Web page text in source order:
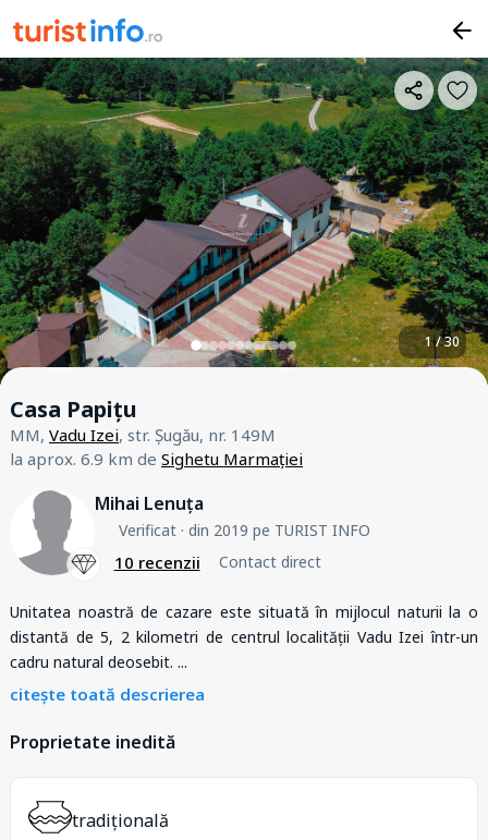
1 / 30
Casa Papițu
MM, Vadu Izei, str. Șugău, nr. 149M
la aprox. 6.9 km de Sighetu Marmației
Mihai Lenuța
Verificat· din 2019 pe TURIST INFO
10 recenzii Contact direct
Unitatea noastră de cazare este situată în mijlocul naturii la o
distantă de 5, 2 kilometri de centrul localității Vadu Izei într-un
cadru natural deosebit. ...
citește toată descrierea
Proprietate inedită
tradițională